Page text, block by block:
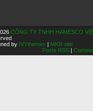
CÔNG TY TNHH HAMESCO
by IVYthemes | MKR site
Posts RSS |